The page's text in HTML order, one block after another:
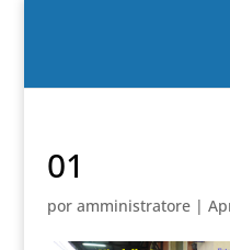
01
por amministratore|